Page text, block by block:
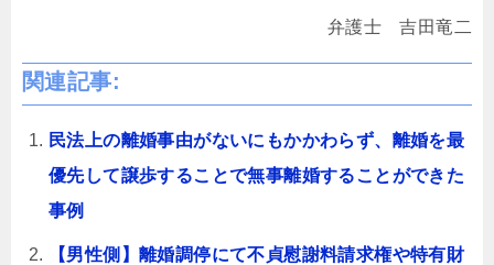
弁護士 吉田竜二
関連記事:
民法上の離婚事由がないにもかかわらず、離婚を最
優先して譲歩することで無事離婚することができた
事例
【男性側】離婚調停にて不貞慰謝料請求権や特有財